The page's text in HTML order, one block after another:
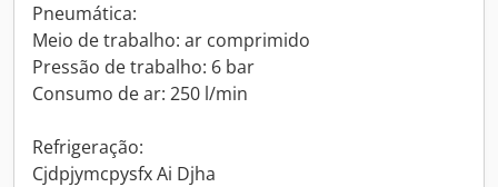
Pneumática:
Meio de trabalho: ar comprimido
Pressão de trabalho: 6 bar
Consumo de ar: 250 l/min
Refrigeração:
Cjdpjymcpysfx Ai Djha